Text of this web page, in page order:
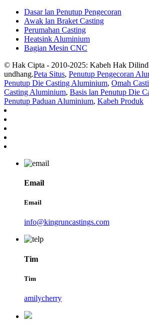
Dasar lan Penutup Pengecoran
Awak lan Braket Casting
Perumahan Casting
Heatsink Aluminium
Bagian Mesin CNC
© Hak Cipta - 2010-2025: Kabeh Hak
undhang.Peta Situs, Penutup Pengecoran
Penutup Die Casting Aluminium, Omah
Casting Aluminium, Basis lan Penutup Die
Penutup Paduan Aluminium, Kabeh Produk
Email
Email
info@kingruncastings.com
Tim
Tim
amilycherry